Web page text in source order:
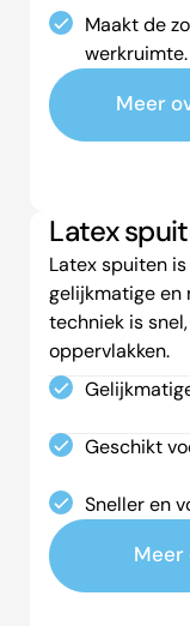
Maakt de
werkruimte.
Meer
Latex
Latex spuiten
gelijkmatige en
techniek is
oppervlakken.
Geschikt
Sneller en
Meer